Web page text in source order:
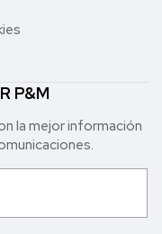
P&M
la mejor in formación